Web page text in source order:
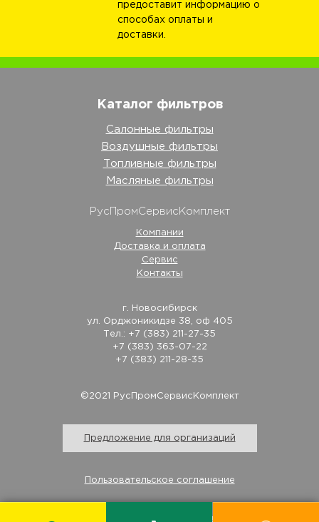
предоставит информацию о
способах оплаты и
доставки.
©2021 РусПромСервисКомплект
Предложение для организаций
Пользовательское соглашение
Изготовление и продвижение сайта - Студия «Савер»
Каталог фильтров
Салонные фильтры
Воздушные фильтры
Топливные фильтры
Масляные фильтры
РусПромСервисКомплект
Компании
Доставка и оплата
Сервис
Контакты
г. Новосибирск
ул. Орджоникидзе 38, оф 405
Тел.: +7 (383) 211-27-35
+7 (383) 363-07-22
+7 (383) 211-28-35